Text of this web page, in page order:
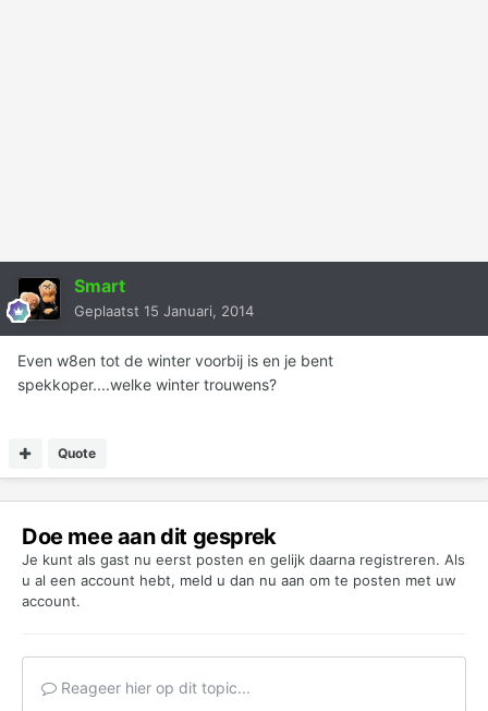
Smart
Geplaatst 15 Januari, 2014
Even w8en tot de winter voorbij is en je bent
spekkoper....welke winter trouwens?
Quote
Doe mee aan dit gesprek
Je kunt als gast nu eerst posten en gelijk daarna registreren. Als
u al een account hebt, meld u dan nu aan om te posten met uw
account.
Reageer hier op dit topic...